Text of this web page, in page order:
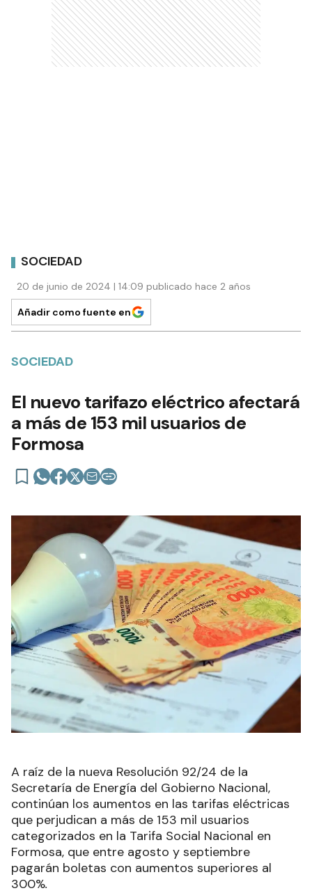
SOCIEDAD
20 de junio de 2024 | 14:09 publicado hace 2 años
Añadir como fuente en
SOCIEDAD
El nuevo tarifazo eléctrico afectará
a más de 153 mil usuarios de
Formosa
A raíz de la nueva Resolución 92/24 de la
Secretaría de Energía del Gobierno Nacional,
continúan los aumentos en las tarifas eléctricas
que perjudican a más de 153 mil usuarios
categorizados en la Tarifa Social Nacional en
Formosa, que entre agosto y septiembre
pagarán boletas con aumentos superiores al
300%.